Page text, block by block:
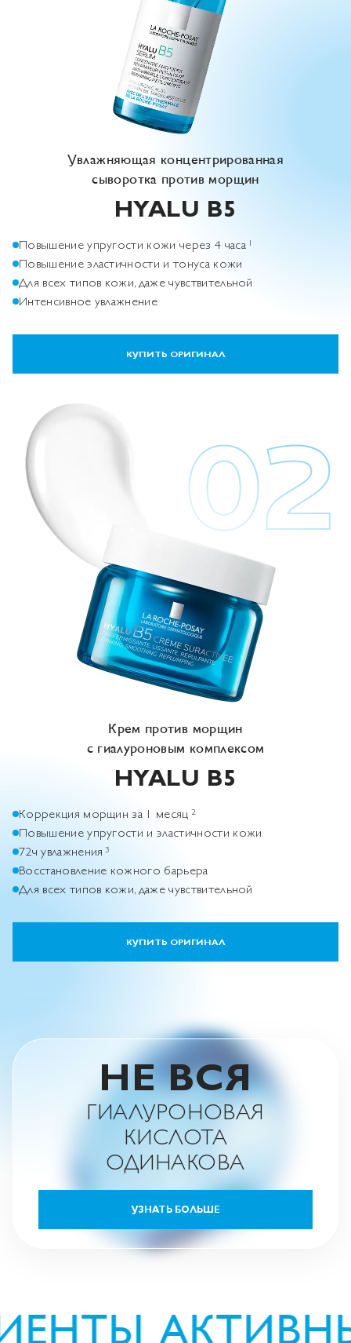
Увлажняющая концентрированная
сыворотка против морщин
HYALU B5
Повышение упругости кожи через 4 часа 1
Повышение эластичности и тонуса кожи
Для всех типов кожи, даже чувствительной
Интенсивное увлажнение
КУПИТЬ ОРИГИНАЛ
Крем против морщин
с гиалуроновым комплексом
HYALU B5
Коррекция морщин за 1 месяц 2
Повышение упругости и эластичности кожи
72ч увлажнения 3
Восстановление кожного барьера
Для всех типов кожи, даже чувствительной
КУПИТЬ ОРИГИНАЛ
НЕ ВСЯ
ГИАЛУРОНОВАЯ
КИСЛОТА
ОДИНАКОВА
УЗНАТЬ БОЛЬШЕ
АКТИВНЫЕ